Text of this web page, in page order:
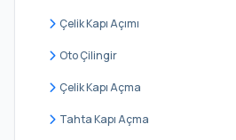
Çelik Kapı Açımı
Oto Çilingir
Çelik Kapı Açma
Tahta Kapı Açma